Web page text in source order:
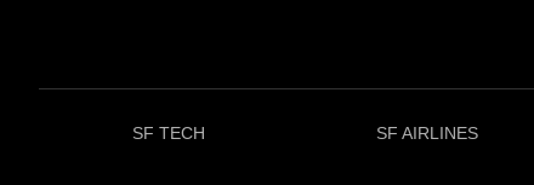
SF TECH SF AIRLINES